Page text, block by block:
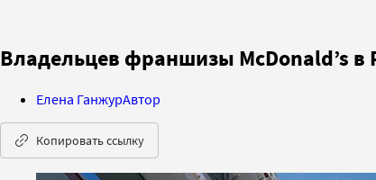
Владельцев франшизы McDonald’s в
Елена ГанжурАвтор
Копировать ссылку